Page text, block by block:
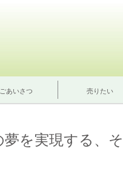
ごあいさつ 売りたい
を実現する、